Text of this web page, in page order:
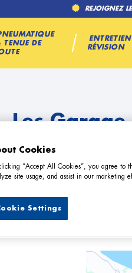
REJOIGNEZ
TENUE DE
RÉVISION
Les
16
Cookies
“Accept All Cookies”, you agree to
site usage, and assist in our marketing
Settings